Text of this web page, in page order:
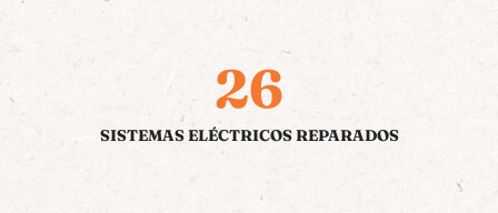
26
SISTEMAS ELÉCTRICOS REPARADOS